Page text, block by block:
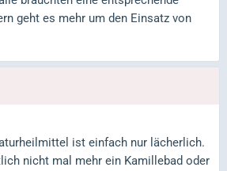
geht es mehr um den Einsatz von
ist einfach nur lächerlich.
nicht mal mehr ein Kamillebad oder